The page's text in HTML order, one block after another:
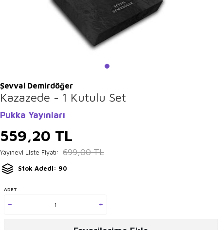
Şevval Demirdöğer
Kazazede - 1 Kutulu Set
Pukka Yayınları
559,20 TL
Yayınevi Liste Fiyatı: 699,00TL
Stok Adedi: 90
ADET